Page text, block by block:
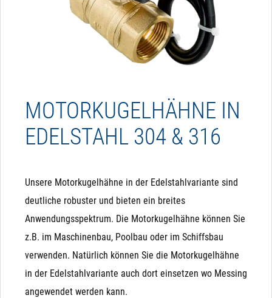
MOTORKUGELHÄHNE IN
EDELSTAHL 304 & 316
Unsere Motorkugelhähne in der Edelstahlvariante sind
deutliche robuster und bieten ein breites
Anwendungsspektrum. Die Motorkugelhähne können Sie
z.B. im Maschinenbau, Poolbau oder im Schiffsbau
verwenden. Natürlich können Sie die Motorkugelhähne
in der Edelstahlvariante auch dort einsetzen wo Messing
angewendet werden kann.